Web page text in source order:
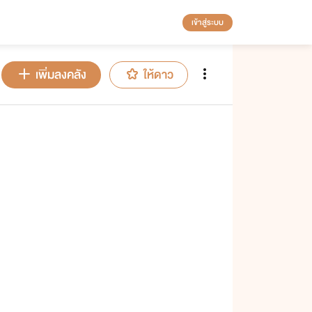
เข้าสู่ระบบ
เพิ่มลงคลัง ให้ดาว